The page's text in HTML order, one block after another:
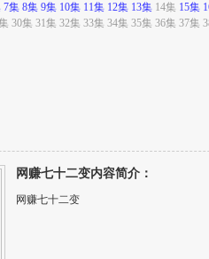
7集 8集 9集 10集 11集 12集 13集 14集 15集
30集 31集 32集 33集 34集 35集 36集 37集
网赚七十二变内容简介：
网赚七十二变